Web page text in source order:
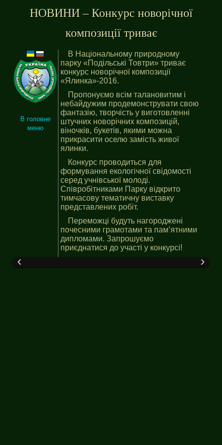
НОВИНИ – Конкурс новорічної
композиції триває
В головне
меню
В Національному природному
парку «Подільські Товтри» триває
конкурс новорічної композиції
«Ялинка»-2016.
Пропонуємо всім талановитим і
небайдужим продемонструвати свою
фантазію, творчість у виготовленні
штучних новорічних композицій,
віночків, букетів, якими можна
прикрасити оселю замість живої
ялинки.
Конкурс проводиться для
формування екологічної свідомості
серед учнівської молоді.
Співробітниками Парку відкрито
тимчасову тематичну виставку
представлених робіт.
Переможці будуть нагороджені
почесними грамотами та пам’ятними
дипломами. Запрошуємо
приєднатися до участі у конкурсі!